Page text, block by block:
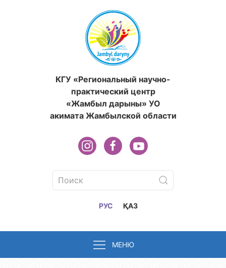
КГУ «Региональный научно-
практический центр
«Жамбыл дарыны» УО
акимата Жамбылской области
РУС ҚАЗ
МЕНЮ